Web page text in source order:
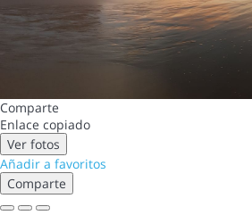
Comparte
Enlace copiado
Ver fotos
Añadir a favoritos
Comparte